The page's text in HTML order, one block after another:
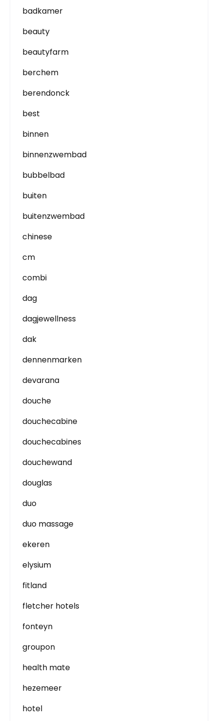
badkamer
beauty
beautyfarm
berchem
berendonck
best
binnen
binnenzwembad
bubbelbad
buiten
buitenzwembad
chinese
cm
combi
dag
dagjewellness
dak
dennenmarken
devarana
douche
douchecabine
douchecabines
douchewand
douglas
duo
duo massage
ekeren
elysium
fitland
fletcher hotels
fonteyn
groupon
health mate
hezemeer
hotel